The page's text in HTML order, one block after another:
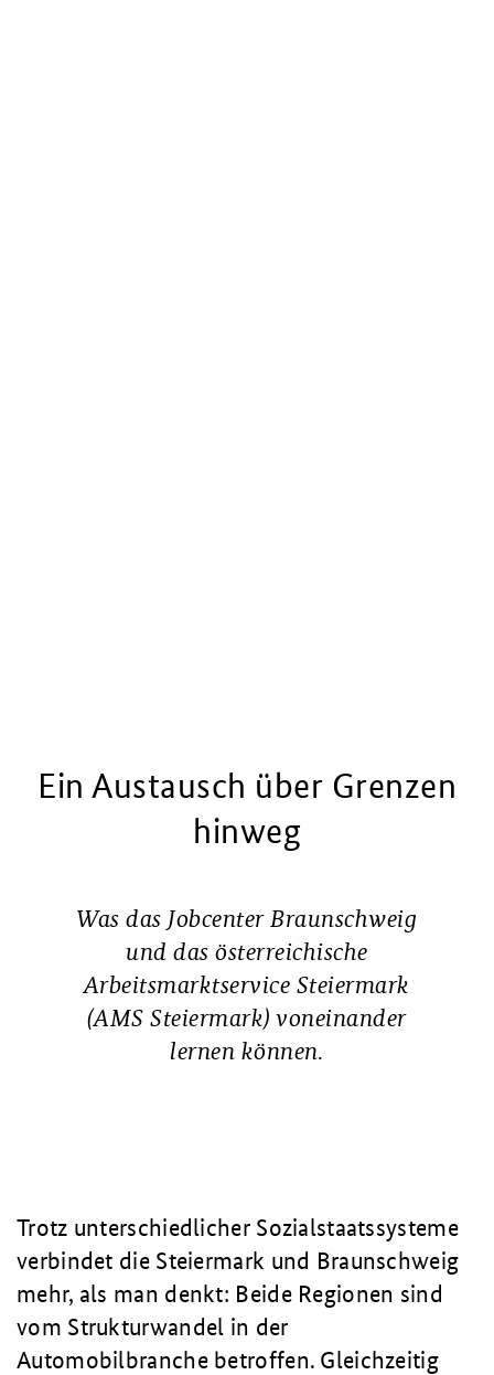
Ein Austausch über Grenzen
hinweg
Was das Jobcenter Braunschweig
und das österreichische
Arbeitsmarktservice Steiermark
(AMS Steiermark) voneinander
lernen können.
Trotz unterschiedlicher Sozialstaatssysteme
verbindet die Steiermark und Braunschweig
mehr, als man denkt: Beide Regionen sind
vom Strukturwandel in der
Automobilbranche betroffen. Gleichzeitig